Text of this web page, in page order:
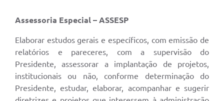
Assessoria Especial – ASSESP
Elaborar estudos gerais e específicos, com emissão de
relatórios e pareceres, com a supervisão do
Presidente, assessorar a implantação de projetos,
institucionais ou não, conforme determinação do
Presidente, estudar, elaborar, acompanhar e sugerir